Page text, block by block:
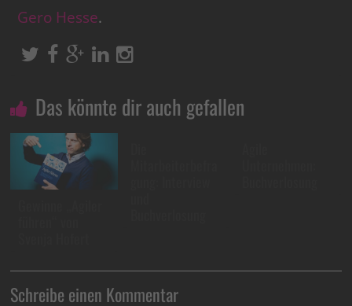
Gero Hesse.
Das könnte dir auch gefallen
Schreibe einen Kommentar